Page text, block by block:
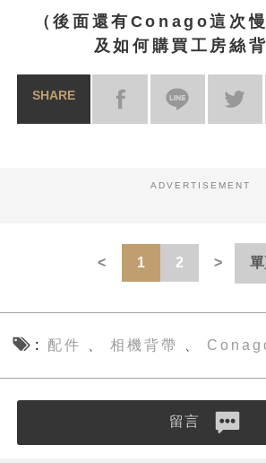
（後面還有Conago這次
及如何購買 工房絲
SHARE
ADVERTISEMENT
1 2
配件 、相機背帶
留言